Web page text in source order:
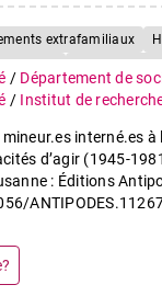
extrafamiliaux
sociology Ticino
/ Département de
/ Institut de
interné.es
d’agir (1945-
: Éditions